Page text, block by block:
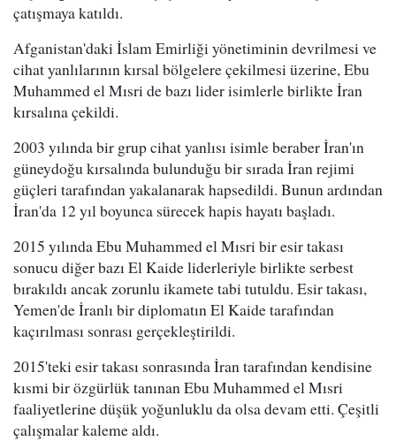
çatışmaya katıldı.
Afganistan'daki İslam Emirliği yönetiminin devrilmesi ve
cihat yanlılarının kırsal bölgelere çekilmesi üzerine, Ebu
Muhammed el Mısri de bazı lider isimlerle birlikte İran
kırsalına çekildi.
2003 yılında bir grup cihat yanlısı isimle beraber İran'ın
güneydoğu kırsalında bulunduğu bir sırada İran rejimi
güçleri tarafından yakalanarak hapsedildi. Bunun ardından
İran'da 12 yıl boyunca sürecek hapis hayatı başladı.
2015 yılında Ebu Muhammed el Mısri bir esir takası
sonucu diğer bazı El Kaide liderleriyle birlikte serbest
bırakıldı ancak zorunlu ikamete tabi tutuldu. Esir takası,
Yemen'de İranlı bir diplomatın El Kaide tarafından
kaçırılması sonrası gerçekleştirildi.
2015'teki esir takası sonrasında İran tarafından kendisine
kısmi bir özgürlük tanınan Ebu Muhammed el Mısri
faaliyetlerine düşük yoğunluklu da olsa devam etti. Çeşitli
çalışmalar kaleme aldı.